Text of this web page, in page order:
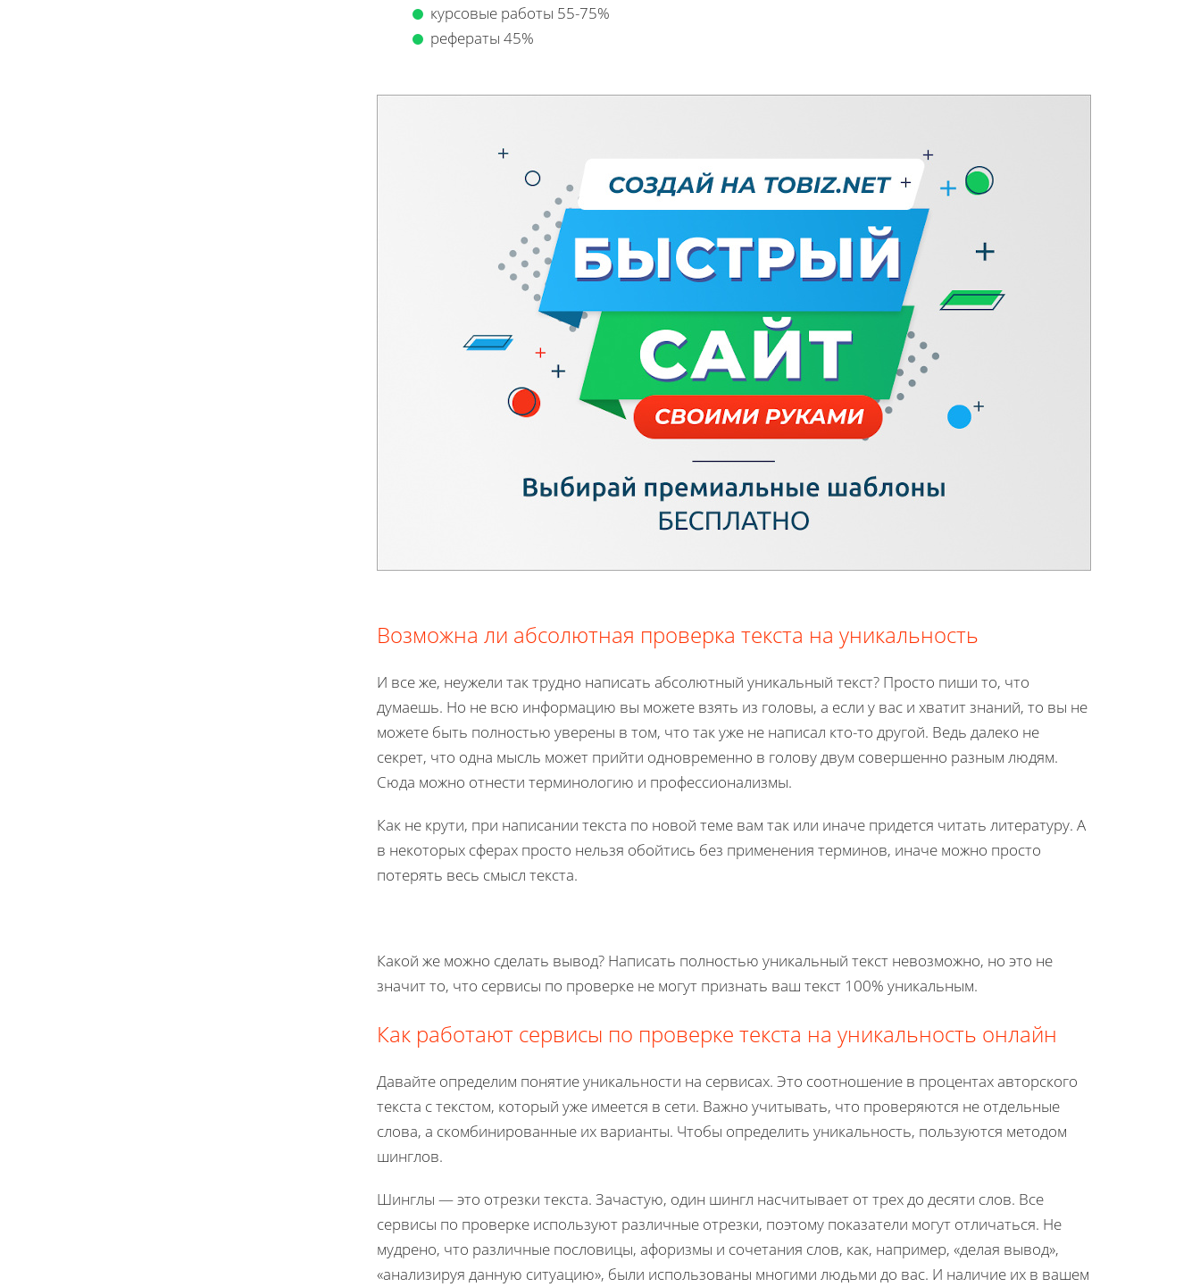
курсовые работы 55-75%
рефераты 45%
Возможна ли абсолютная проверка текста на уникальность
И все же, неужели так трудно написать абсолютный уникальный текст? Просто пиши то, что
думаешь. Но не всю информацию вы можете взять из головы, а если у вас и хватит знаний, то вы не
можете быть полностью уверены в том, что так уже не написал кто-то другой. Ведь далеко не
секрет, что одна мысль может прийти одновременно в голову двум совершенно разным людям.
Сюда можно отнести терминологию и профессионализмы.
Как не крути, при написании текста по новой теме вам так или иначе придется читать литературу. А
в некоторых сферах просто нельзя обойтись без применения терминов, иначе можно просто
потерять весь смысл текста.
Какой же можно сделать вывод? Написать полностью уникальный текст невозможно, но это не
значит то, что сервисы по проверке не могут признать ваш текст 100% уникальным.
Как работают сервисы по проверке текста на уникальность онлайн
Давайте определим понятие уникальности на сервисах. Это соотношение в процентах авторского
текста с текстом, который уже имеется в сети. Важно учитывать, что проверяются не отдельные
слова, а скомбинированные их варианты. Чтобы определить уникальность, пользуются методом
шинглов.
Шинглы — это отрезки текста. Зачастую, один шингл насчитывает от трех до десяти слов. Все
сервисы по проверке используют различные отрезки, поэтому показатели могут отличаться. Не
мудрено, что различные пословицы, афоризмы и сочетания слов, как, например, «делая вывод»,
«анализируя данную ситуацию», были использованы многими людьми до вас. И наличие их в вашем